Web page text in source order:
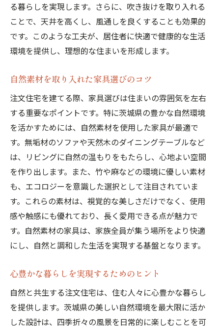
る暮らしを実現します。さらに、吹き抜けを取り入れる
ことで、天井を高くし、風通しを良くすることも効果的
です。このような工夫が、居住者に快適で健康的な生活
環境を提供し、理想的な住まいを形成します。
自然素材を取り入れた家具選びのコツ
注文住宅を建てる際、家具選びは住まいの雰囲気を左右
する重要なポイントです。特に茨城県の豊かな自然環境
を活かすためには、自然素材を使用した家具が最適で
す。無垢材のソファや天然木のダイニングテーブルなど
は、リビングに自然の温もりをもたらし、心地よい空間
を作り出します。また、竹や麻などの環境に優しい素材
も、エコロジーを意識した選択として注目されていま
す。これらの素材は、視覚的な美しさだけでなく、使用
感や触感にも優れており、長く愛用できる点が魅力で
す。自然素材の家具は、家族全員が集う場所をより快適
にし、自然と調和した生活を実現する基盤となります。
心豊かな暮らしを実現するためのヒント
自然と共生する注文住宅は、住む人々に心豊かな暮らし
を提供します。茨城県の美しい自然環境を最大限に活か
した設計は、四季折々の風景を日常的に楽しむことを可